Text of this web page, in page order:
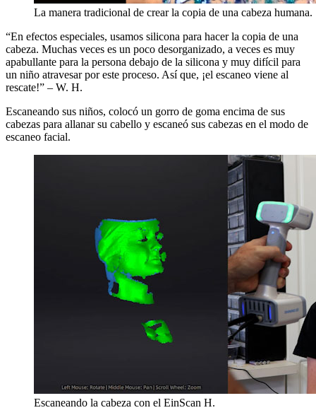
La manera tradicional de crear la copia de una cabeza humana.
“En efectos especiales, usamos silicona para hacer la copia de una
cabeza. Muchas veces es un poco desorganizado, a veces es muy
apabullante para la persona debajo de la silicona y muy difícil para
un niño atravesar por este proceso. Así que, ¡el escaneo viene al
rescate!” – W. H.
Escaneando sus niños, colocó un gorro de goma encima de sus
cabezas para allanar su cabello y escaneó sus cabezas en el modo de
escaneo facial.
Escaneando la cabeza con el EinScan H.